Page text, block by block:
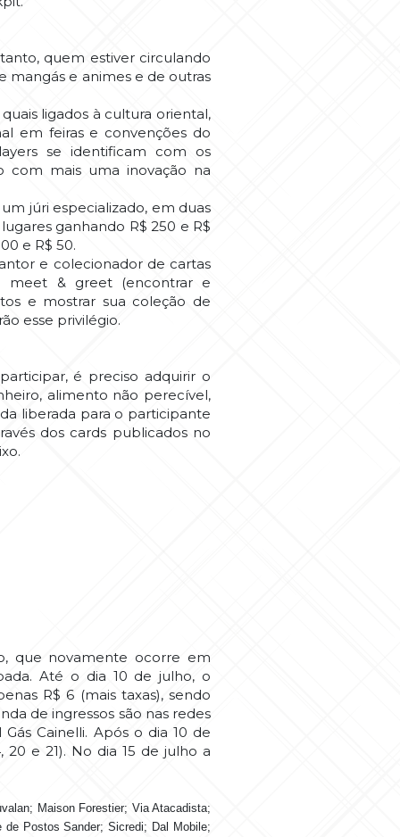
quem estiver circulando
mangás e animes e de outras
ligados à cultura oriental,
em feiras e convenções do
se identificam com os
com mais uma inovação na
júri especializado, em duas
ganhando R$ 250 e R$
e R$ 50.
e colecionador de cartas
meet & greet (encontrar e
e mostrar sua coleção de
esse privilégio.
é preciso adquirir o
alimento não perecível,
liberada para o participante
dos cards publicados no
que novamente ocorre em
Até o dia 10 de julho, o
R$ 6 (mais taxas), sendo
de ingressos são nas redes
Cainelli. Após o dia 10 de
20 e 21). No dia 15 de julho a
Maison Forestier; Via Atacadista;
de Postos Sander; Sicredi; Dal Mobile;